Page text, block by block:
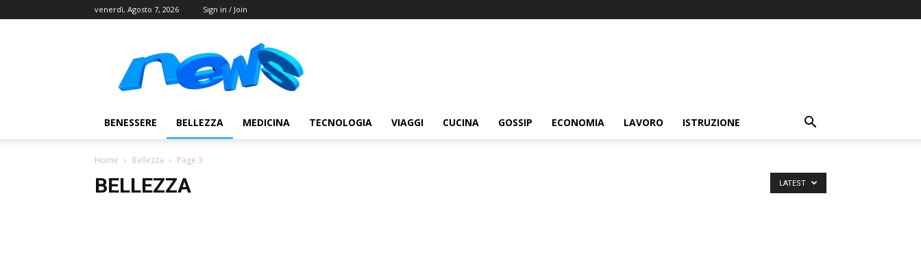
venerdì, Agosto 7, 2026 Sign in / Join
BENESSERE BELLEZZA MEDICINA TECNOLOGIA VIAGGI CUCINA GOSSIP ECONOMIA LAVORO ISTRUZIONE
Home Bellezza Page 3
BELLEZZA LATEST